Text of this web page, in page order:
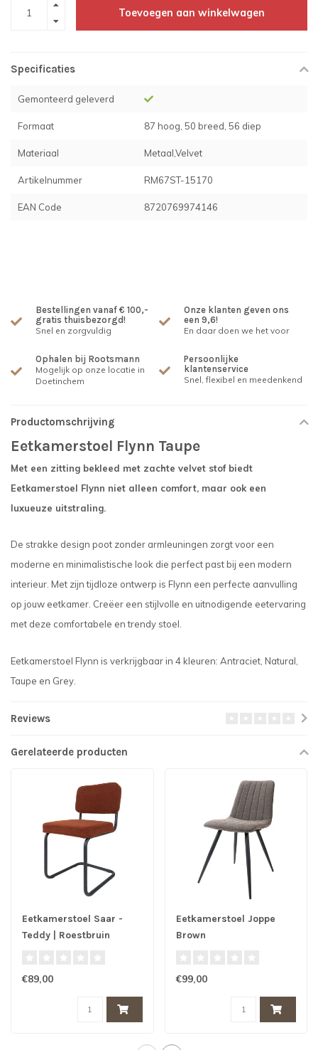
Toevoegen aan winkelwagen
Specificaties
Gemonteerd geleverd
Formaat 87 hoog, 50 breed, 56 diep
Materiaal Metaal,Velvet
Artikelnummer RM67ST-15170
EAN Code 8720769974146
Bestellingen vanaf € 100,-
gratis thuisbezorgd!
Snel en zorgvuldig
Onze klanten geven ons
een 9,6!
En daar doen we het voor
Ophalen bij Rootsmann
Mogelijk op onze locatie in
Doetinchem
Persoonlijke
klantenservice
Snel, flexibel en meedenkend
Productomschrijving
Eetkamerstoel Flynn Taupe
Met een zitting bekleed met zachte velvet stof biedt
Eetkamerstoel Flynn niet alleen comfort, maar ook een
luxueuze uitstraling.
De strakke design poot zonder armleuningen zorgt voor een
moderne en minimalistische look die perfect past bij een modern
interieur. Met zijn tijdloze ontwerp is Flynn een perfecte aanvulling
op jouw eetkamer. Creëer een stijlvolle en uitnodigende eetervaring
met deze comfortabele en trendy stoel.
Eetkamerstoel Flynn is verkrijgbaar in 4 kleuren: Antraciet, Natural,
Taupe en Grey.
Reviews
Gerelateerde producten
Eetkamerstoel Saar -
Teddy | Roestbruin
€89,00
Eetkamerstoel Joppe
Brown
€99,00